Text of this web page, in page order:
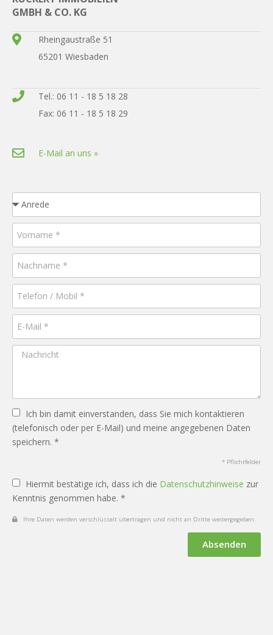
GMBH & CO. KG
Rheingaustraße 51
65201 Wiesbaden
Tel.: 06 11 - 18 5 18 28
Fax: 06 11 - 18 5 18 29
E-Mail an uns »
Ich bin damit einverstanden, dass Sie mich kontaktieren
(telefonisch oder per E-Mail) und meine angegebenen Daten
speichern. *
* Pflichtfelder
Hiermit bestätige ich, dass ich die Datenschutzhinweise zur
Kenntnis genommen habe. *
Ihre Daten werden verschlüsselt übertragen und nicht an Dritte weitergegeben.
Absenden